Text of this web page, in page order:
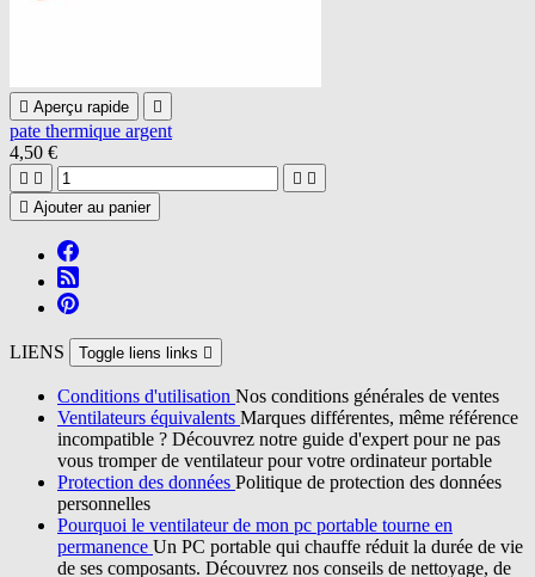
 Aperçu rapide 
pate thermique argent
4,50 €
   
 Ajouter au panier
LIENS Toggle liens links 
Conditions d'utilisation Nos conditions générales de ventes
Ventilateurs équivalents Marques différentes, même référence
incompatible ? Découvrez notre guide d'expert pour ne pas
vous tromper de ventilateur pour votre ordinateur portable
Protection des données Politique de protection des données
personnelles
Pourquoi le ventilateur de mon pc portable tourne en
permanence Un PC portable qui chauffe réduit la durée de vie
de ses composants. Découvrez nos conseils de nettoyage, de